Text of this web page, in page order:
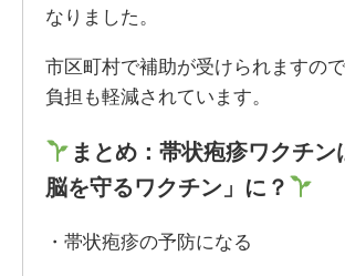
なりました。
市区町村で補助が受けられますの
負担も軽減されています。
まとめ：帯状疱疹ワクチン
脳を守るワクチン」に？
・帯状疱疹の予防になる